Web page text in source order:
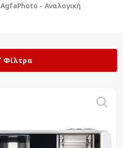
AgfaPhoto - Αναλογική
Φίλτρα